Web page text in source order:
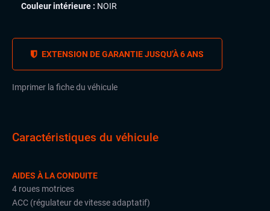
Couleur intérieure : NOIR
EXTENSION DE GARANTIE JUSQU’À 6 ANS
Imprimer la fiche du véhicule
Caractéristiques du véhicule
AIDES À LA CONDUITE
4 roues motrices
ACC (régulateur de vitesse adaptatif)